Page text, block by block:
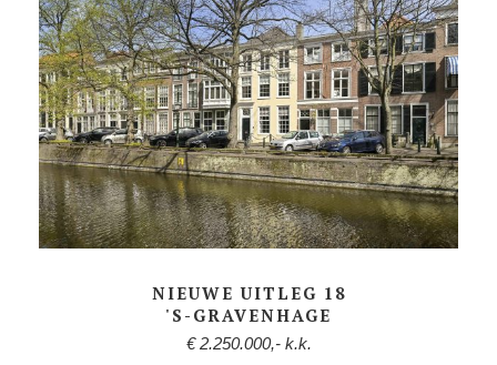
NIEUWE UITLEG 18
'S-GRAVENHAGE
€ 2.250.000,- k.k.